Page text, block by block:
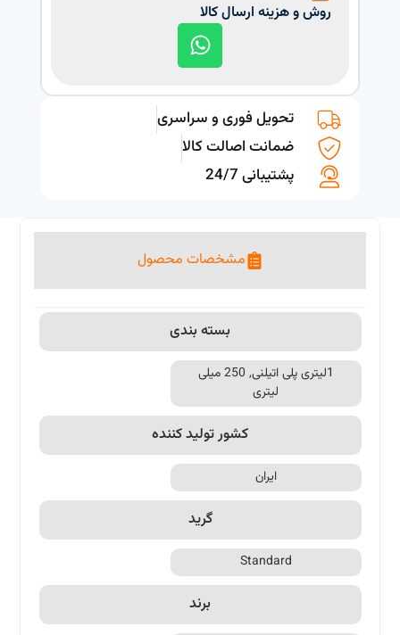
روش و هزینه ارسال کالا
تحویل فوری و سراسری
ضمانت اصالت کالا
پشتیبانی 24/7
مشخصات محصول
بسته بندی
1لیتری پلی اتیلنی, 250 میلی
لیتری
کشور تولید کننده
ایران
گرید
Standard
برند